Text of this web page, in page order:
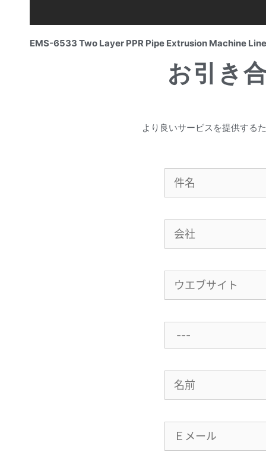
EMS-6533 Two Layer PPR Pipe Extrusion Machine Line
お引き
より良いサービスを提供する